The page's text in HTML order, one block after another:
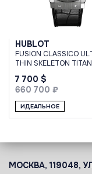
HUBLOT
FUSION CLASSICO
THIN SKELETON
7 700 $
660 700 ₽
ИДЕАЛЬНОЕ
МОСКВА, 119048,